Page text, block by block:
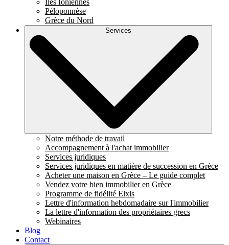
Îles Ioniennes
Péloponnèse
Grèce du Nord
Services
Notre méthode de travail
Accompagnement à l'achat immobilier
Services juridiques
Services juridiques en matière de succession en Grèce
Acheter une maison en Grèce – Le guide complet
Vendez votre bien immobilier en Grèce
Programme de fidélité Elxis
Lettre d'information hebdomadaire sur l'immobilier
La lettre d'information des propriétaires grecs
Webinaires
Blog
Contact